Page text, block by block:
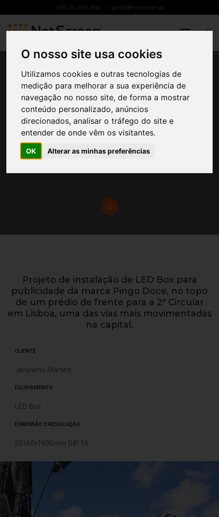
O nosso site usa cookies
Utilizamos cookies e outras tecnologias de
medição para melhorar a sua experiência de
navegação no nosso site, de forma a mostrar
conteúdo personalizado, anúncios
direcionados, analisar o tráfego do site e
entender de onde vêm os visitantes.
OK Alterar as minhas preferências
+351 212 694 992 geral@netscreen.pt
Toggle
Jerónimo Martins
Instalação de LED Box
Projeto de instalação de LED Box para
publicidade da marca Pingo Doce, no topo
de um prédio de frente para a 2ª Circular
em Lisboa, uma das vias mais movimentadas
na capital.
CLIENTE
Jerónimo Martins
EQUIPAMENTO
LED Box
DIMENSÃO E RESOLUÇÃO
20160x1600mm DIP 16